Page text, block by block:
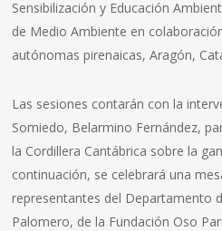
Sensibilización y Educación
de Medio Ambiente en
autónomas pirenaicas, Aragón,
Las sesiones contarán con la
Somiedo, Belarmino Fernández,
la Cordillera Cantábrica sobre la
continuación, se celebrará una
representantes del Departamento
Palomero, de la Fundación Oso